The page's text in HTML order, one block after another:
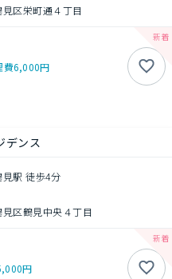
区栄町通４丁目
費6,000円
デンス
駅 徒歩4分
区鶴見中央４丁目
円